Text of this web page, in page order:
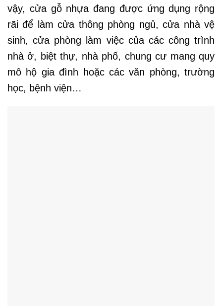
vậy, cửa gỗ nhựa đang được ứng dụng rộng
rãi để làm cửa thông phòng ngủ, cửa nhà vệ
sinh, cửa phòng làm việc của các công trình
nhà ở, biệt thự, nhà phố, chung cư mang quy
mô hộ gia đình hoặc các văn phòng, trường
học, bệnh viện…